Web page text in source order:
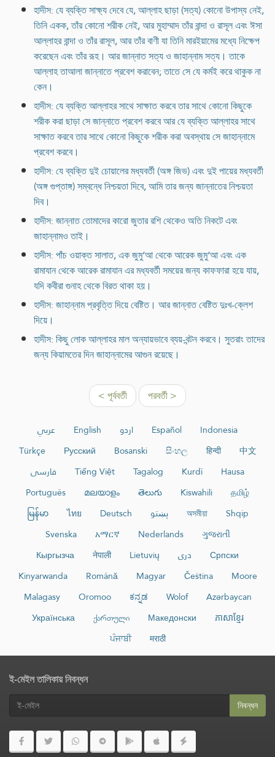
হাদীস: যে ব্যক্তি সাক্ষ্য দেবে যে, আল্লাহ ছাড়া (সত্য) কোনো উপাস্য নেই,
তিনি একক, তাঁর কোনো শরীক নেই, আর মুহাম্মাদ তাঁর বান্দা ও রাসূল এবং ঈসা
আল্লাহর বান্দা ও তাঁর রাসূল, আর তাঁর বাণী যা তিনি মারইয়ামের মধ্যে নিক্ষেপ
করেছেন এবং তাঁর রূহ। আর জান্নাত সত্য ও জাহান্নাম সত্য। তাকে
আল্লাহ তাআলা জান্নাতে প্রবেশ করাবেন; তাতে সে যে কর্মই করে থাকুক না
কেন।
হাদীস: যে ব্যক্তি আল্লাহর সাথে সাক্ষাত করবে তার সাথে কোনো কিছুকে
শরীক করা ছাড়া সে জান্নাতে প্রবেশ করবে আর যে ব্যক্তি আল্লাহর সাথে
সাক্ষাত করবে তার সাথে কোনো কিছুকে শরীক করা অবস্থায় সে জাহান্নামে
প্রবেশ করবে।
হাদীস: যে ব্যক্তি দুই চোয়ালের মধ্যবর্তী (অঙ্গ জিভ) এবং দুই পায়ের মধ্যবর্তী
(অঙ্গ গুপ্তাঙ্গ) সম্বন্ধে নিশ্চয়তা দিবে, আমি তার জন্য জান্নাতের নিশ্চয়তা
দিব।
হাদীস: জান্নাত তোমাদের কারো জুতার রশি থেকেও অতি নিকটে এবং
জাহান্নামও তাই।
হাদীস: পাঁচ ওয়াক্ত সালাত, এক জুমু‘আ থেকে আরেক জুমু‘আ এবং এক
রামাযান থেকে আরেক রামাযান এর মধ্যবর্তী সময়ের জন্য কাফফারা হয়ে যায়,
যদি কবীরা গুনাহ থেকে বিরত থাকা হয়।
হাদীস: জাহান্নাম প্রবৃত্তি দিয়ে বেষ্টিত। আর জান্নাত বেষ্টিত দুঃখ-ক্লেশ
দিয়ে।
হাদীস: কিছু লোক আল্লাহর মাল অন্যায়ভাবে ব্যয়-বন্টন করবে। সুতরাং তাদের
জন্য কিয়ামতের দিন জাহান্নামের আগুন রয়েছে।
< পূর্ববর্তী পরবর্তী >
عربي English اردو Español
Indonesia
Türkçe
Русский Bosanski සිංහල हिन्दी
中文
فارسی
Tiếng Việt Tagalog Kurdî
Hausa
Português
മലയാളം తెలుగు Kiswahili
தமிழ்
မြန်မာ
ไทย Deutsch پښتو অসমীয়া
Shqip
Svenska
አማርኛ Nederlands
ગુજરાતી
Кыргызча
नेपाली Lietuvių دری
Српски
Kinyarwanda
Română Magyar Čeština
Moore
Malagasy
Oromoo ಕನ್ನಡ Wolof
Azərbaycan
Українська
ქართული Македонски
ភាសាខ្មែរ
ਪੰਜਾਬੀ
मराठी
ই-মেইল তালিকায় নিবন্ধন
নিবন্ধন